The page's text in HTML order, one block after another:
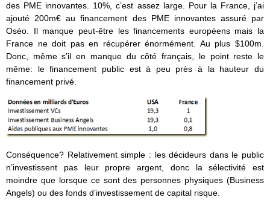
des PME innovantes. 10%, c’est assez large. Pour la France, j’ai
ajouté 200m€ au financement des PME innovantes assuré par
Oséo. Il manque peut-être les financements européens mais la
France ne doit pas en récupérer énormément. Au plus $100m.
Donc, même s’il en manque du côté français, le point reste le
même: le financement public est à peu près à la hauteur du
financement privé.
Conséquence? Relativement simple : les décideurs dans le public
n’investissent pas leur propre argent, donc la sélectivité est
moindre que lorsque ce sont des personnes physiques (Business
Angels) ou des fonds d’investissement de capital risque.